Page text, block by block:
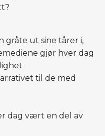
gråte ut sine tårer i,
gjør hver dag
til de med
dag vært en del av